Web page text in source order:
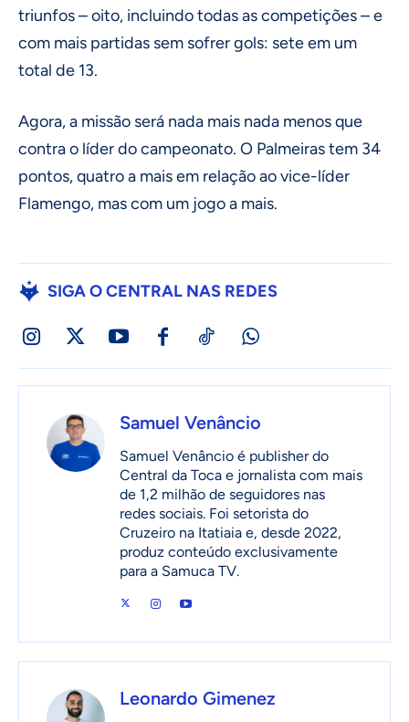
triunfos – oito, incluindo todas as competições – e
com mais partidas sem sofrer gols: sete em um
total de 13.
Agora, a missão será nada mais nada menos que
contra o líder do campeonato. O Palmeiras tem 34
pontos, quatro a mais em relação ao vice-líder
Flamengo, mas com um jogo a mais.
SIGA O CENTRAL NAS REDES
Samuel Venâncio
Samuel Venâncio é publisher do
Central da Toca e jornalista com mais
de 1,2 milhão de seguidores nas
redes sociais. Foi setorista do
Cruzeiro na Itatiaia e, desde 2022,
produz conteúdo exclusivamente
para a Samuca TV.
Leonardo Gimenez